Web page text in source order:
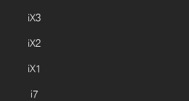
iX3
iX2
iX1
i7